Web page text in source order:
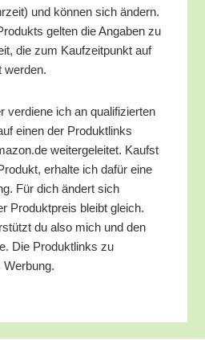
und kön­nen sich ändern.
gel­ten die Anga­ben zu
die zum Kauf­zeit­punkt auf
werden.
ver­die­ne ich an qua­li­fi­zier­ten
einen der Pro­dukt­links
wei­ter­ge­lei­tet. Kaufst
erhal­te ich dafür eine
Für dich ändert sich
Pro­dukt­preis bleibt gleich.
du also mich und den
Die Pro­dukt­links zu
Werbung.